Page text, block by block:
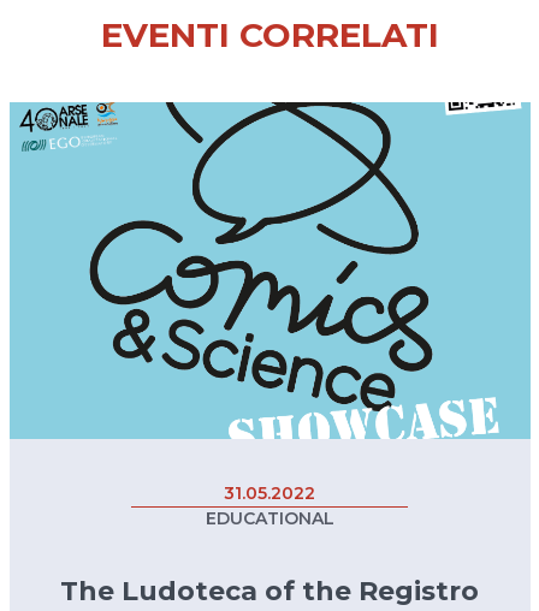
EVENTI CORRELATI
31.05.2022
EDUCATIONAL
The Ludoteca of the Registro